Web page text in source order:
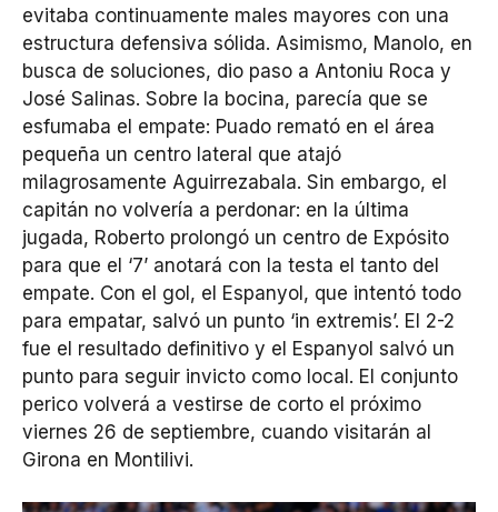
evitaba continuamente males mayores con una
estructura defensiva sólida. Asimismo, Manolo, en
busca de soluciones, dio paso a Antoniu Roca y
José Salinas. Sobre la bocina, parecía que se
esfumaba el empate: Puado remató en el área
pequeña un centro lateral que atajó
milagrosamente Aguirrezabala. Sin embargo, el
capitán no volvería a perdonar: en la última
jugada, Roberto prolongó un centro de Expósito
para que el ‘7’ anotará con la testa el tanto del
empate. Con el gol, el Espanyol, que intentó todo
para empatar, salvó un punto ‘in extremis’. El 2-2
fue el resultado definitivo y el Espanyol salvó un
punto para seguir invicto como local. El conjunto
perico volverá a vestirse de corto el próximo
viernes 26 de septiembre, cuando visitarán al
Girona en Montilivi.